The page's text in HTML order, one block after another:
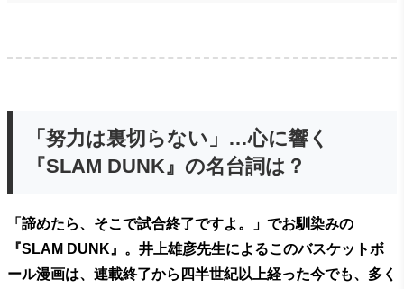
「努力は裏切らない」…心に響く
『SLAM DUNK』の名台詞は？
「諦めたら、そこで試合終了ですよ。」でお馴染みの
『SLAM DUNK』。井上雄彦先生によるこのバスケットボ
ール漫画は、連載終了から四半世紀以上経った今でも、多く